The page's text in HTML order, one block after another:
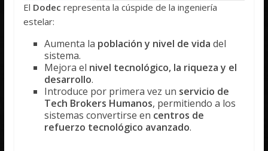
El Dodec representa la cúspide de la ingeniería
estelar:
Aumenta la población y nivel de vida del
sistema.
Mejora el nivel tecnológico, la riqueza y el
desarrollo.
Introduce por primera vez un servicio de
Tech Brokers Humanos, permitiendo a los
sistemas convertirse en centros de
refuerzo tecnológico avanzado.